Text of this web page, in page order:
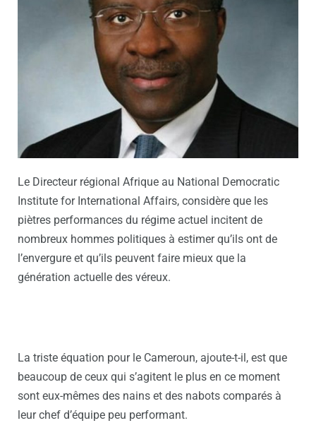
Le Directeur régional Afrique au National Democratic
Institute for International Affairs, considère que les
piètres performances du régime actuel incitent de
nombreux hommes politiques à estimer qu’ils ont de
l’envergure et qu’ils peuvent faire mieux que la
génération actuelle des véreux.
La triste équation pour le Cameroun, ajoute-t-il, est que
beaucoup de ceux qui s’agitent le plus en ce moment
sont eux-mêmes des nains et des nabots comparés à
leur chef d’équipe peu performant.